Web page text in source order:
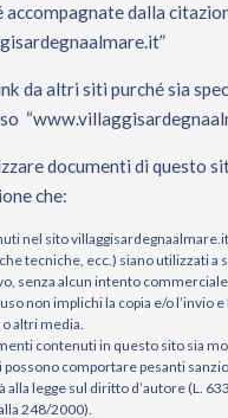
accompagnate dalla
da altri siti purché sia
documenti di questo
che:
nel sitovillaggisardegnaalmare.it
tecniche, ecc.) siano utilizzati a
senza alcun intento
non implichi la copia e/o l’invio
altri media.
contenuti in questo sito sia
comportare pesanti
legge sul diritto d’autore (L.
248/2000).